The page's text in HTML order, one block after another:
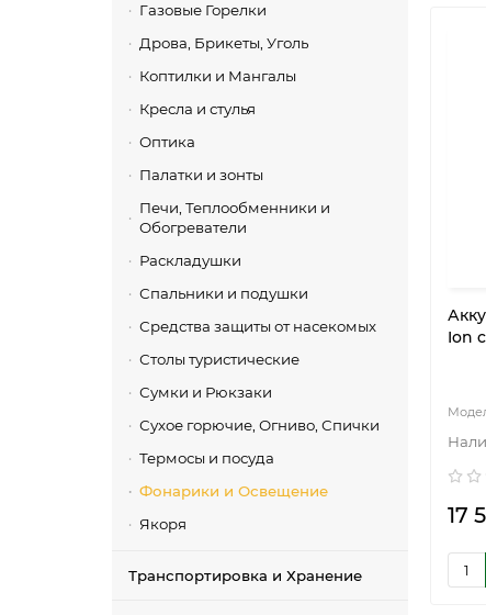
Газовые Горелки
Дрова, Брикеты, Уголь
Коптилки и Мангалы
Кресла и стулья
Оптика
Палатки и зонты
Печи, Теплообменники и
Обогреватели
Раскладушки
Спальники и подушки
Средства защиты от насекомых
Столы туристические
Сумки и Рюкзаки
Сухое горючие, Огниво, Спички
Термосы и посуда
Фонарики и Освещение
Якоря
Транспортировка и Хранение
Ion
17